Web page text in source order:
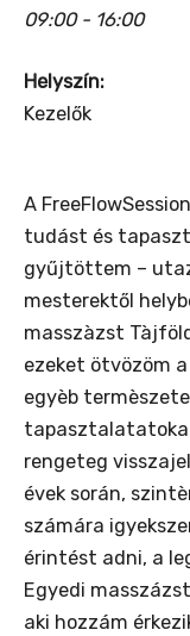
09:00 - 16:00
Helyszín:
Kezelők
A
tudást és
gyűjtöttem –
mesterektől
masszàzst
ezeket ötvözöm
egyèb
rengeteg
évek során,
számára
érintést adni, a
Egyedi
aki hozzám